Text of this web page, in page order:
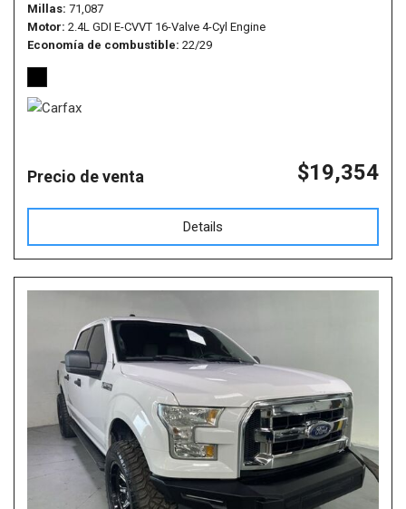
Millas 71,087
Motor 2.4L GDI E-CVVT 16-Valve 4-Cyl Engine
Economía de combustible 22/29
Precio de venta $19,354
Details